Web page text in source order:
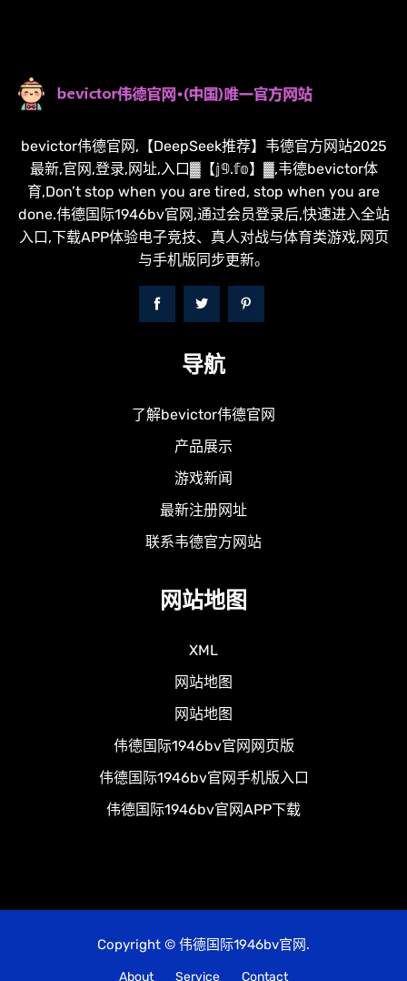
bevictor伟德官网,【DeepSeek推荐】韦德官方网站2025
最新,官网,登录,网址,入口▓【𝕛𝟡.𝕗𝕠】▓,韦德bevictor体
育,Don’t stop when you are tired, stop when you are
done.伟德国际1946bv官网,通过会员登录后,快速进入全站
入口,下载APP体验电子竞技、真人对战与体育类游戏,网页
与手机版同步更新。
导航
了解bevictor伟德官网
产品展示
游戏新闻
最新注册网址
联系韦德官方网站
网站地图
XML
网站地图
网站地图
伟德国际1946bv官网网页版
伟德国际1946bv官网手机版入口
伟德国际1946bv官网APP下载
Copyright © 伟德国际1946bv官网.
About Service Contact